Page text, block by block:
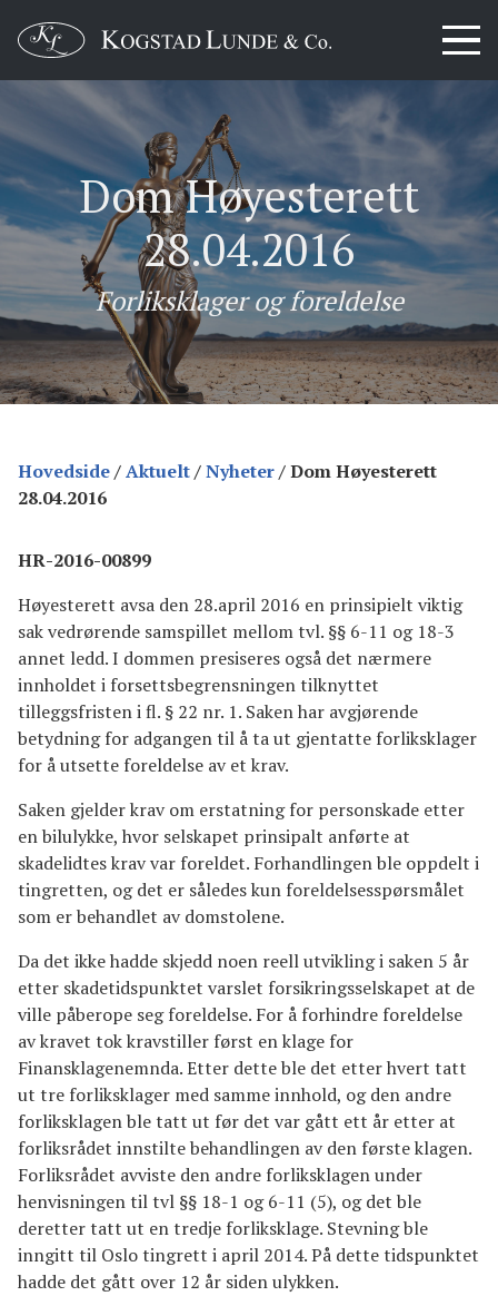
Dom Høyesterett
28.04.2016
Forliksklager og foreldelse
Hovedside/Aktuelt/Nyheter/Dom Høyesterett
28.04.2016
HR-2016-00899
Høyesterett avsa den 28.april 2016 en prinsipielt viktig
sak vedrørende samspillet mellom tvl. §§ 6-11 og 18-3
annet ledd. I dommen presiseres også det nærmere
innholdet i forsettsbegrensningen tilknyttet
tilleggsfristen i fl. § 22 nr. 1. Saken har avgjørende
betydning for adgangen til å ta ut gjentatte forliksklager
for å utsette foreldelse av et krav.
Saken gjelder krav om erstatning for personskade etter
en bilulykke, hvor selskapet prinsipalt anførte at
skadelidtes krav var foreldet. Forhandlingen ble oppdelt i
tingretten, og det er således kun foreldelsesspørsmålet
som er behandlet av domstolene.
Da det ikke hadde skjedd noen reell utvikling i saken 5 år
etter skadetidspunktet varslet forsikringsselskapet at de
ville påberope seg foreldelse. For å forhindre foreldelse
av kravet tok kravstiller først en klage for
Finansklagenemnda. Etter dette ble det etter hvert tatt
ut tre forliksklager med samme innhold, og den andre
forliksklagen ble tatt ut før det var gått ett år etter at
forliksrådet innstilte behandlingen av den første klagen.
Forliksrådet avviste den andre forliksklagen under
henvisningen til tvl §§ 18-1 og 6-11 (5), og det ble
deretter tatt ut en tredje forliksklage. Stevning ble
inngitt til Oslo tingrett i april 2014. På dette tidspunktet
hadde det gått over 12 år siden ulykken.